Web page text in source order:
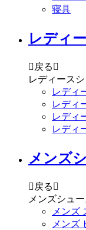
寝具
レディ
 戻る 
レディース
レディ
レディ
レディ
レディ
メンズ
 戻る 
メンズシュ
メンズ
メンズ